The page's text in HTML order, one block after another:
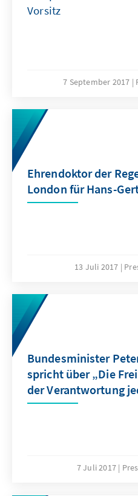
Vorsitz
7 September 2017
Ehrendoktor der
London für Hans-
13 Juli 2017
Bundesminister
spricht über „Die
der Verantwortung
7 Juli 2017